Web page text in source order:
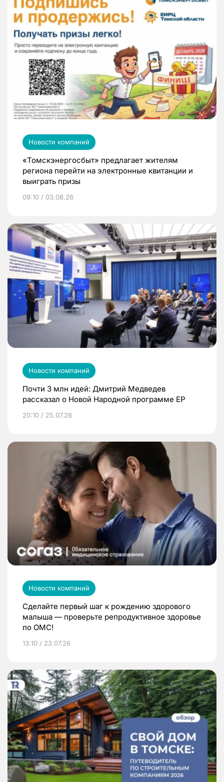
Новости компаний
«Томскэнергосбыт» предлагает жителям
региона перейти на электронные квитанции и
выиграть призы
09:10 / 03.08.26
Новости компаний
Почти 3 млн идей: Дмитрий Медведев
рассказал о Новой Народной программе ЕР
20:10 / 25.07.26
Новости компаний
Сделайте первый шаг к рождению здорового
малыша — проверьте репродуктивное здоровье
по ОМС!
13:10 / 23.07.26